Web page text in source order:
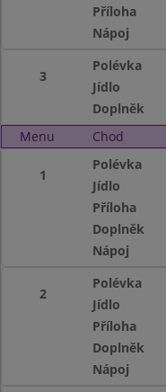
Příloha
Nápoj
3
Polévka
Jídlo
Doplněk
Menu
Chod
1
Polévka
Jídlo
Příloha
Doplněk
Nápoj
2
Polévka
Jídlo
Příloha
Doplněk
Nápoj